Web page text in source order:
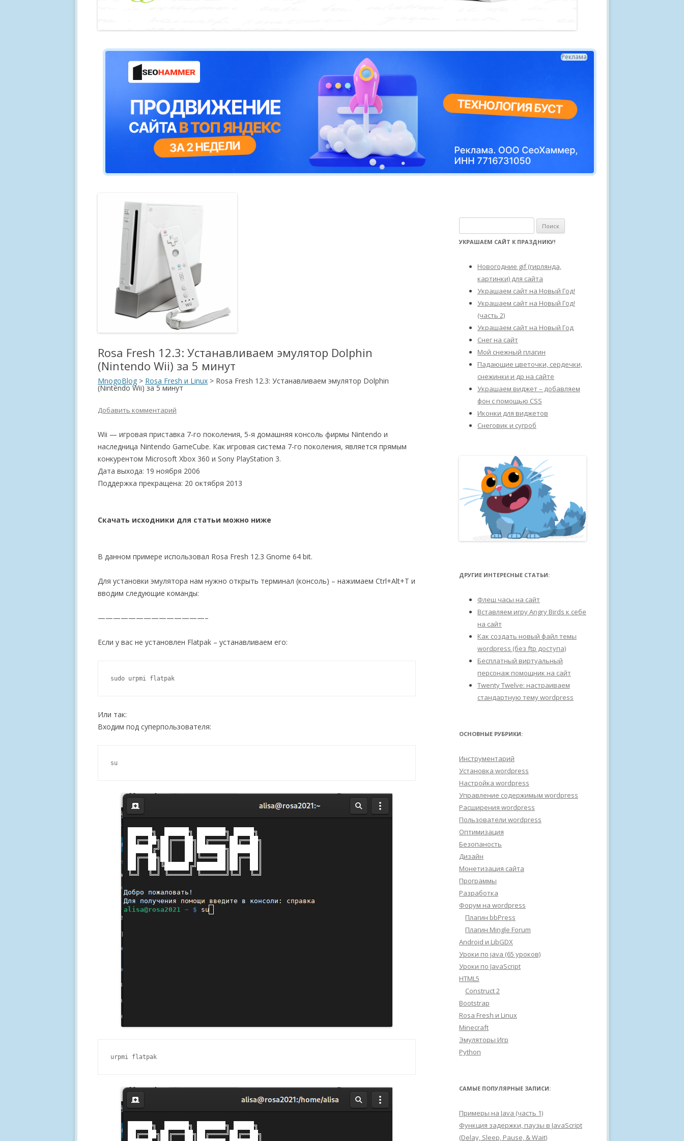
Реклама
Rosa Fresh 12.3: Устанавливаем эмулятор Dolphin
(Nintendo Wii) за 5 минут
MnogoBlog > Rosa Fresh и Linux > Rosa Fresh 12.3: Устанавливаем эмулятор Dolphin
(Nintendo Wii) за 5 минут
Добавить комментарий
Wii — игровая приставка 7-го поколения, 5-я домашняя консоль фирмы Nintendo и
наследница Nintendo GameCube. Как игровая система 7-го поколения, является прямым
конкурентом Microsoft Xbox 360 и Sony PlayStation 3.
Дата выхода: 19 ноября 2006
Поддержка прекращена: 20 октября 2013
Скачать исходники для статьи можно ниже
В данном примере использовал Rosa Fresh 12.3 Gnome 64 bit.
Для установки эмулятора нам нужно открыть терминал (консоль) – нажимаем Ctrl+Alt+T и
вводим следующие команды:
——————————————–
Если у вас не установлен Flatpak – устанавливаем его:
Или так:
Входим под суперпользователя:
а
УКРАШАЕМ САЙТ К ПРАЗДНИКУ!
Новогодние gif (гирлянда,
картинки) для сайта
Украшаем сайт на Новый Год!
Украшаем сайт на Новый Год!
(часть 2)
Украшаем сайт на Новый Год
Снег на сайт
Мой снежный плагин
Падающие цветочки, сердечки,
снежинки и др на сайте
Украшаем виджет – добавляем
фон с помощью CSS
Иконки для виджетов
Снеговик и сугроб
ДРУГИЕ ИНТЕРЕСНЫЕ СТАТЬИ:
Флеш часы на сайт
Вставляем игру Angry Birds к себе
на сайт
Как создать новый файл темы
wordpress (без ftp доступа)
Бесплатный виртуальный
персонаж помощник на сайт
Twenty Twelve: настраиваем
стандартную тему wordpress
ОСНОВНЫЕ РУБРИКИ:
Инструментарий
Установка wordpress
Настройка wordpress
Управление содержимым wordpress
Расширения wordpress
Пользователи wordpress
Оптимизация
Безопаность
Дизайн
Монетизация сайта
Программы
Разработка
Форум на wordpress
Плагин bbPress
Плагин Mingle Forum
Android и LibGDX
Уроки по java (65 уроков)
Уроки по JavaScript
HTML5
Construct 2
Bootstrap
Rosa Fresh и Linux
Minecraft
Эмуляторы Игр
Python
САМЫЕ ПОПУЛЯРНЫЕ ЗАПИСИ:
Примеры на Java (часть 1)
Функция задержки, паузы в JavaScript
(Delay, Sleep, Pause, & Wait)